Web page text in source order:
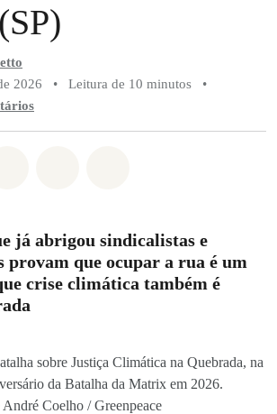
2026
• Leitura de 10 minutos
•
já abrigou sindicalistas e
provam que ocupar a rua é um
crise climática também é
sobre Justiça Climática na Quebrada, na
da Batalha da Matrix em 2026.
Coelho / Greenpeace